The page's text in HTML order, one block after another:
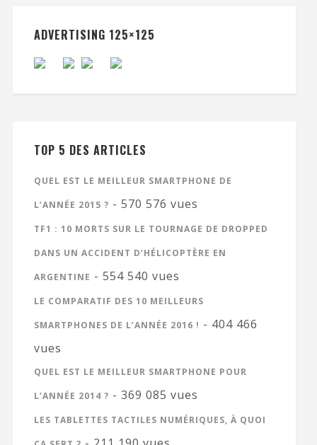
ADVERTISING 125×125
TOP 5 DES ARTICLES
QUEL EST LE MEILLEUR SMARTPHONE DE
L’ANNÉE 2015 ? - 570 576 vues
TF1 : 10 MORTS SUR LE TOURNAGE DE DROPPED
DANS UN ACCIDENT D’HÉLICOPTÈRE EN
ARGENTINE - 554 540 vues
LE COMPARATIF DES 10 MEILLEURS
SMARTPHONES DE L’ANNÉE 2016 ! - 404 466
vues
QUEL EST LE MEILLEUR SMARTPHONE POUR
L’ANNÉE 2014 ? - 369 085 vues
LES TABLETTES TACTILES NUMÉRIQUES, À QUOI